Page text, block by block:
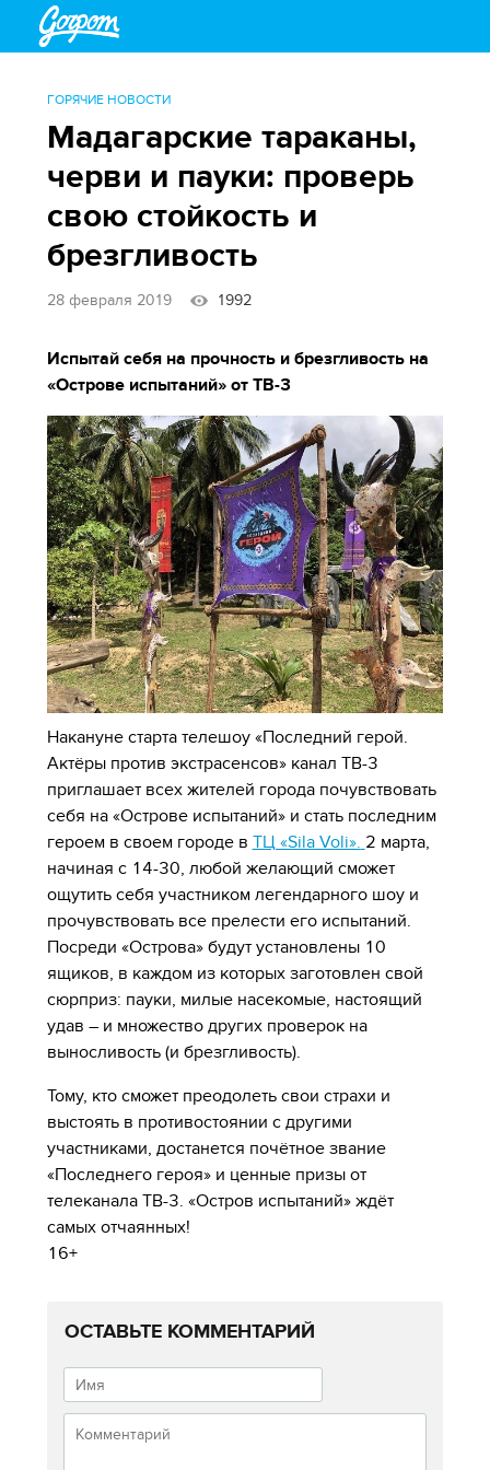
ГОРЯЧИЕ НОВОСТИ
Мадагарские тараканы,
черви и пауки: проверь
свою стойкость и
брезгливость
28 февраля 2019 1992
Испытай себя на прочность и брезгливость на
«Острове испытаний» от ТВ-3
Накануне старта телешоу «Последний герой.
Актёры против экстрасенсов» канал ТВ-3
приглашает всех жителей города почувствовать
себя на «Острове испытаний» и стать последним
героем в своем городе в ТЦ «Sila Voli». 2 марта,
начиная с 14-30, любой желающий сможет
ощутить себя участником легендарного шоу и
прочувствовать все прелести его испытаний.
Посреди «Острова» будут установлены 10
ящиков, в каждом из которых заготовлен свой
сюрприз: пауки, милые насекомые, настоящий
удав – и множество других проверок на
выносливость (и брезгливость).
Тому, кто сможет преодолеть свои страхи и
выстоять в противостоянии с другими
участниками, достанется почётное звание
«Последнего героя» и ценные призы от
телеканала ТВ-3. «Остров испытаний» ждёт
самых отчаянных!
16+
ОСТАВЬТЕ КОММЕНТАРИЙ